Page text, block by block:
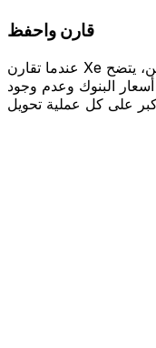
قارن واحفظ
عندما تقارن Xe بالبنوك الرائدة ومقدمي الخدمات الرائدين، يتضح
البنوك وعدم وجود